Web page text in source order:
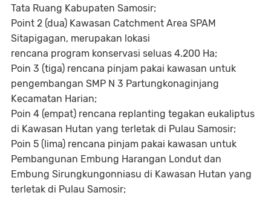
Tata Ruang Kabupaten Samosir;
Point 2 (dua) Kawasan Catchment Area SPAM
Sitapigagan, merupakan lokasi
rencana program konservasi seluas 4.200 Ha;
Poin 3 (tiga) rencana pinjam pakai kawasan untuk
pengembangan SMP N 3 Partungkonaginjang
Kecamatan Harian;
Poin 4 (empat) rencana replanting tegakan eukaliptus
di Kawasan Hutan yang terletak di Pulau Samosir;
Poin 5 (lima) rencana pinjam pakai kawasan untuk
Pembangunan Embung Harangan Londut dan
Embung Sirungkungonniasu di Kawasan Hutan yang
terletak di Pulau Samosir;